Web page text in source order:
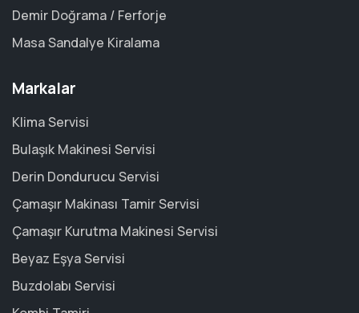
Demir Doğrama / Ferforje
Masa Sandalye Kiralama
Markalar
Klima Servisi
Bulaşık Makinesi Servisi
Derin Dondurucu Servisi
Çamaşır Makinası Tamir Servisi
Çamaşır Kurutma Makinesi Servisi
Beyaz Eşya Servisi
Buzdolabı Servisi